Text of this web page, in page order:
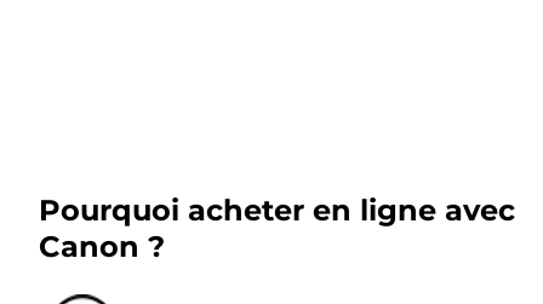
Pourquoi acheter en ligne avec
Canon ?